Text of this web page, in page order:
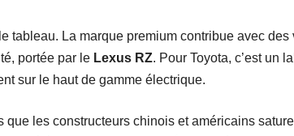
tableau. La marque premium contribue avec
portée par le Lexus RZ. Pour Toyota, c’est un
sur le haut de gamme électrique.
les constructeurs chinois et américains